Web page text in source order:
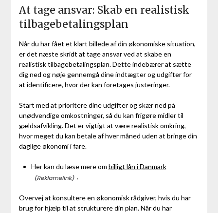
At tage ansvar: Skab en realistisk
tilbagebetalingsplan
Når du har fået et klart billede af din økonomiske situation,
er det næste skridt at tage ansvar ved at skabe en
realistisk tilbagebetalingsplan. Dette indebærer at sætte
dig ned og nøje gennemgå dine indtægter og udgifter for
at identificere, hvor der kan foretages justeringer.
Start med at prioritere dine udgifter og skær ned på
unødvendige omkostninger, så du kan frigøre midler til
gældsafvikling. Det er vigtigt at være realistisk omkring,
hvor meget du kan betale af hver måned uden at bringe din
daglige økonomi i fare.
Her kan du læse mere om billigt lån i Danmark
.
Overvej at konsultere en økonomisk rådgiver, hvis du har
brug for hjælp til at strukturere din plan. Når du har